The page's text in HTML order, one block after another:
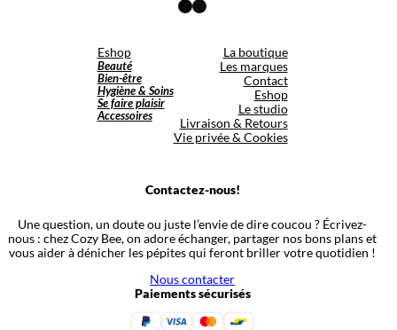
Facebook
Instagram
Eshop
Beauté
Bien-être
Hygiène & Soins
Se faire plaisir
Accessoires
La boutique
Les marques
Contact
Eshop
Le studio
Livraison & Retours
Vie privée & Cookies
Contactez-nous!
Une question, un doute ou juste l’envie de dire coucou ? Écrivez-
nous : chez Cozy Bee, on adore échanger, partager nos bons plans et
vous aider à dénicher les pépites qui feront briller votre quotidien !
Nous contacter
Paiements sécurisés